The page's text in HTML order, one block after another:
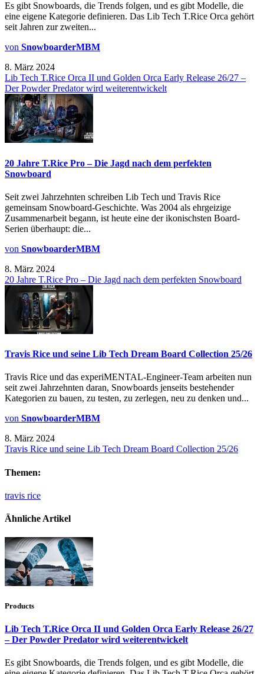
Es gibt Snowboards, die Trends folgen, und es gibt Modelle, die
eine eigene Kategorie definieren. Das Lib Tech T.Rice Orca gehört
seit Jahren zur zweiten...
von SnowboarderMBM
8. März 2024
Lib Tech T.Rice Orca II und Golden Orca Early Release 26/27 –
Der Powder Predator wird weiterentwickelt
20 Jahre T.Rice Pro – Die Jagd nach dem perfekten
Snowboard
Seit zwei Jahrzehnten schreiben Lib Tech und Travis Rice
gemeinsam Snowboard-Geschichte. Was 2004 als ehrgeizige
Zusammenarbeit begann, ist heute eine der ikonischsten Board-
Serien überhaupt: die...
von SnowboarderMBM
8. März 2024
20 Jahre T.Rice Pro – Die Jagd nach dem perfekten Snowboard
Travis Rice und seine Lib Tech Dream Board Collection 25/26
Travis Rice und das experiMENTAL-Engineer-Team arbeiten nun
seit zwei Jahrzehnten daran, Snowboards jenseits bestehender
Kategorien zu bauen, zu testen, zu zerlegen, neu zu denken und...
von SnowboarderMBM
8. März 2024
Travis Rice und seine Lib Tech Dream Board Collection 25/26
Themen:
travis rice
Ähnliche Artikel
Products
Lib Tech T.Rice Orca II und Golden Orca Early Release 26/27
– Der Powder Predator wird weiterentwickelt
Es gibt Snowboards, die Trends folgen, und es gibt Modelle, die